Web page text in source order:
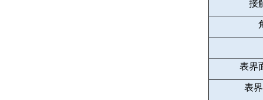
接
表界
表